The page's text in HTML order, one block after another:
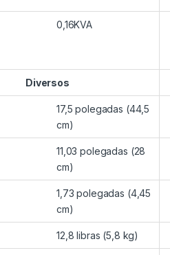
0,16KVA
Diversos
17,5 polegadas (44,5
cm)
11,03 polegadas (28
cm)
1,73 polegadas (4,45
cm)
12,8 libras (5,8 kg)